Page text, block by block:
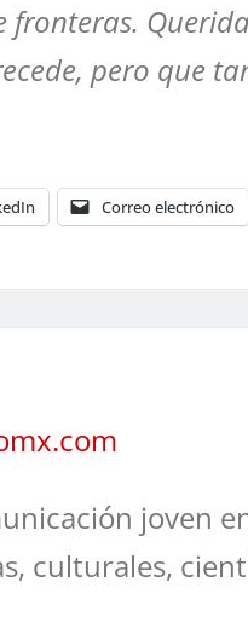
pero que
Correo electrónico
joven
culturales,